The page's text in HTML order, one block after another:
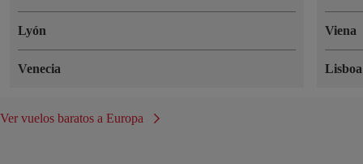
Lyón
Venecia
Viena
Lisboa
Ver vuelos baratos a Europa